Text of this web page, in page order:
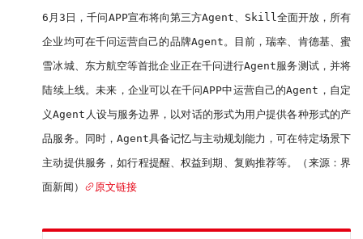
6月3日，千问APP宣布将向第三方Agent、Skill全面开放，所有
企业均可在千问运营自己的品牌Agent。目前，瑞幸、肯德基、蜜
雪冰城、东方航空等首批企业正在千问进行Agent服务测试，并将
陆续上线。未来，企业可以在千问APP中运营自己的Agent，自定
义Agent人设与服务边界，以对话的形式为用户提供各种形式的产
品服务。同时，Agent具备记忆与主动规划能力，可在特定场景下
主动提供服务，如行程提醒、权益到期、复购推荐等。（来源：界
面新闻）
原文链接